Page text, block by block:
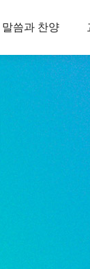
말씀과 찬양